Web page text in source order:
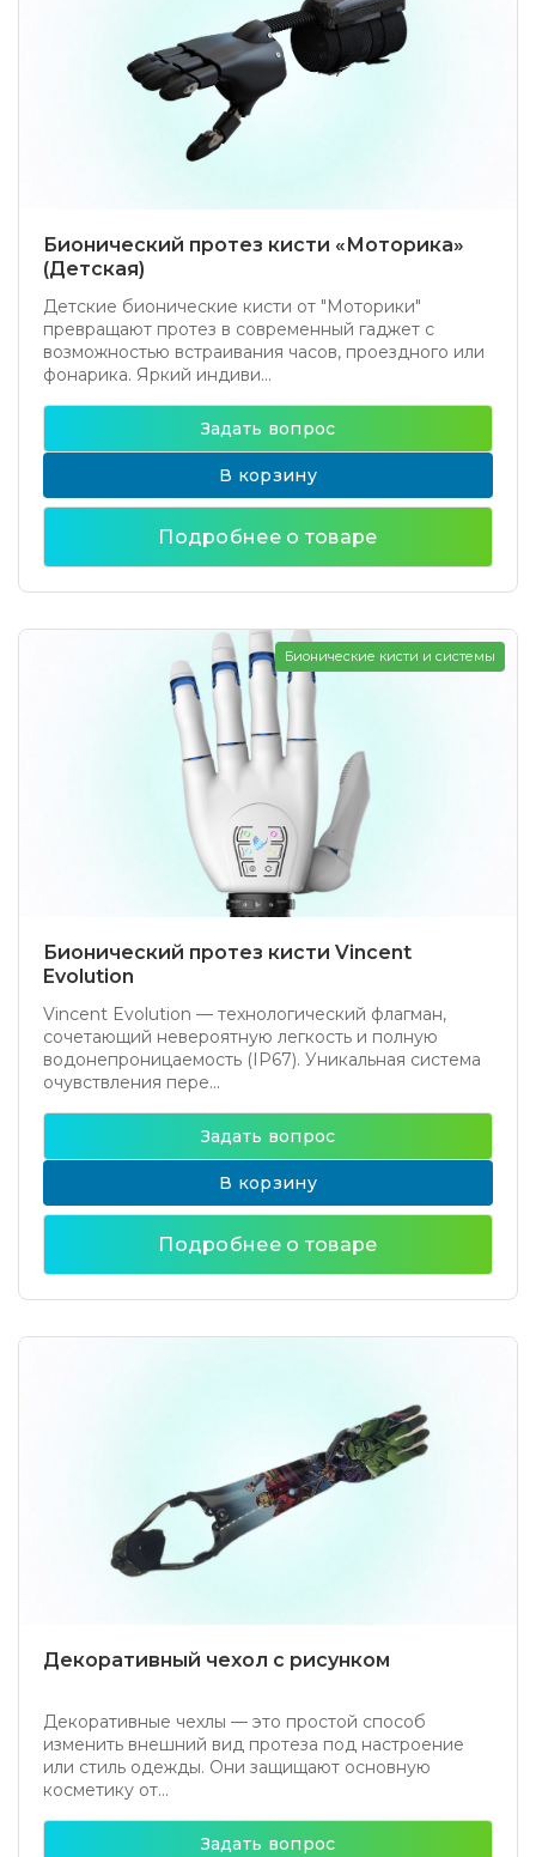
Бионический протез кисти «Моторика»
(Детская)
Детские бионические кисти от "Моторики"
превращают протез в современный гаджет с
возможностью встраивания часов, проездного или
фонарика. Яркий индиви...
Задать вопрос
В корзину
Подробнее о товаре
Бионический протез кисти Vincent
Evolution
Vincent Evolution — технологический флагман,
сочетающий невероятную легкость и полную
водонепроницаемость (IP67). Уникальная система
очувствления пере...
Бионические кисти и системы
Задать вопрос
В корзину
Подробнее о товаре
Декоративный чехол с рисунком
Декоративные чехлы — это простой способ
изменить внешний вид протеза под настроение
или стиль одежды. Они защищают основную
косметику от...
Задать вопрос